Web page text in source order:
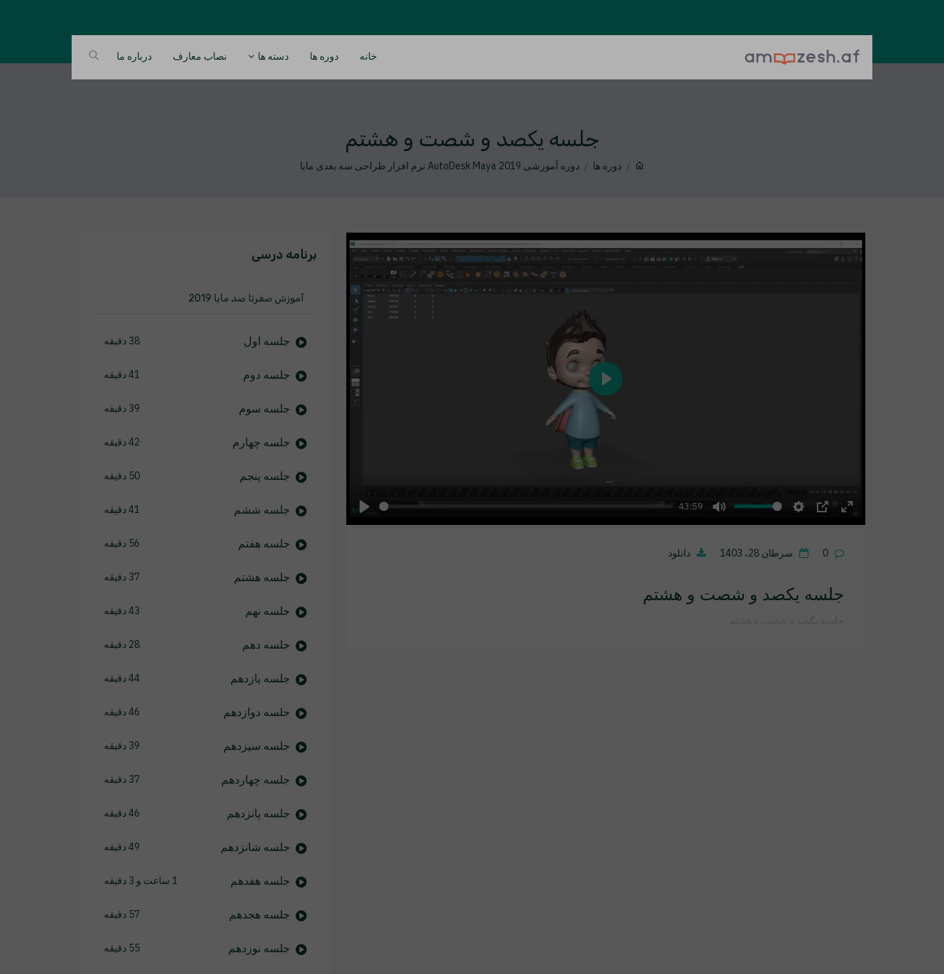
خانه دوره ها دسته ها نصاب معارف درباره ما
جلسه یکصد و شصت و هشتم
دوره ها دوره آموزشی AutoDesk Maya 2019 نرم افزار طراحی سه بعدی مایا
43:59
Play
0 سرطان 28، 1403 دانلود
جلسه یکصد و شصت و هشتم
جلسه یکصد و شصت و هشتم
برنامه درسی
آموزش صفرتا صد مایا 2019
جلسه اول 38 دقیقه
جلسه دوم 41 دقیقه
جلسه سوم 39 دقیقه
جلسه چهارم 42 دقیقه
جلسه پنجم 50 دقیقه
جلسه ششم 41 دقیقه
جلسه هفتم 56 دقیقه
جلسه هشتم 37 دقیقه
جلسه نهم 43 دقیقه
جلسه دهم 28 دقیقه
جلسه یازدهم 44 دقیقه
جلسه دوازدهم 46 دقیقه
جلسه سیزدهم 39 دقیقه
جلسه چهاردهم 37 دقیقه
جلسه پانزدهم 46 دقیقه
جلسه شانزدهم 49 دقیقه
جلسه هفدهم 1 ساعت و 3 دقیقه
جلسه هجدهم 57 دقیقه
جلسه نوزدهم 55 دقیقه